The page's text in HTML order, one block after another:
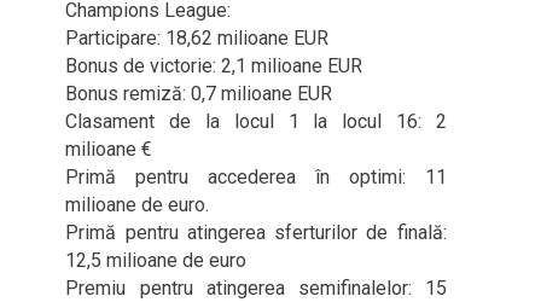
Champions League:
Participare: 18,62 milioane EUR
Bonus de victorie: 2,1 milioane EUR
Bonus remiză: 0,7 milioane EUR
Clasament de la locul 1 la locul 16: 2
milioane €
Primă pentru accederea în optimi: 11
milioane de euro.
Primă pentru atingerea sferturilor de finală:
12,5 milioane de euro
Premiu pentru atingerea semifinalelor: 15